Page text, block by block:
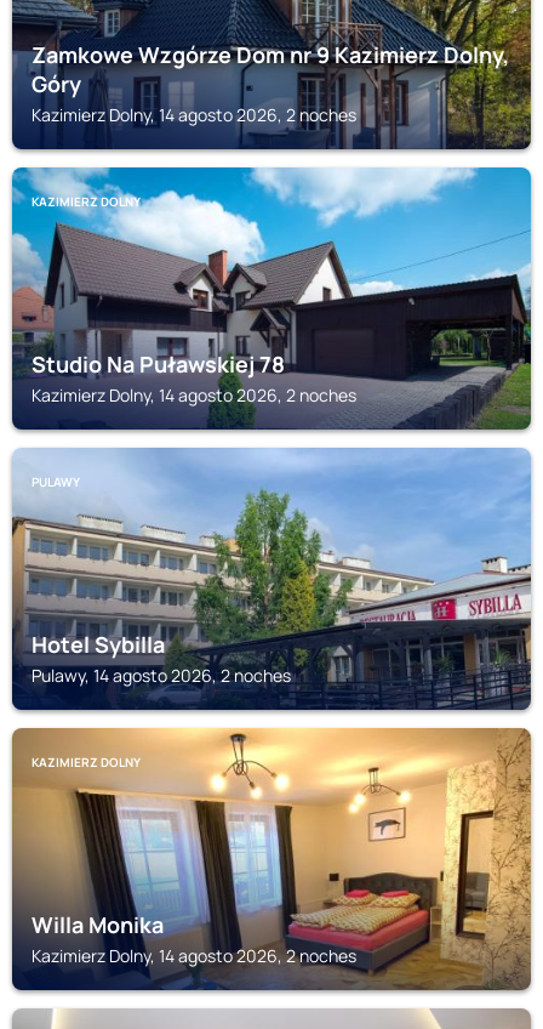
Zamkowe Wzgórze Dom nr 9 Kazimierz Dolny,
Góry
Kazimierz Dolny, 14 agosto 2026, 2 noches
KAZIMIERZ DOLNY
Studio Na Puławskiej 78
Kazimierz Dolny, 14 agosto 2026, 2 noches
PULAWY
Hotel Sybilla
Pulawy, 14 agosto 2026, 2 noches
KAZIMIERZ DOLNY
Willa Monika
Kazimierz Dolny, 14 agosto 2026, 2 noches